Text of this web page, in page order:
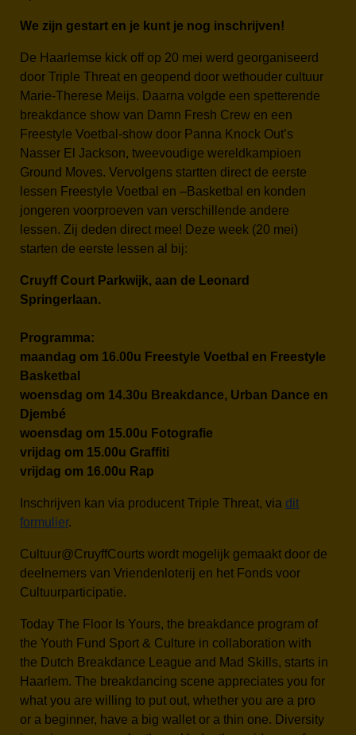
We zijn gestart en je kunt je nog inschrijven!
De Haarlemse kick off op 20 mei werd georganiseerd
door Triple Threat en geopend door wethouder cultuur
Marie-Therese Meijs. Daarna volgde een spetterende
breakdance show van Damn Fresh Crew en een
Freestyle Voetbal-show door Panna Knock Out’s
Nasser El Jackson, tweevoudige wereldkampioen
Ground Moves. Vervolgens startten direct de eerste
lessen Freestyle Voetbal en –Basketbal en konden
jongeren voorproeven van verschillende andere
lessen. Zij deden direct mee! Deze week (20 mei)
starten de eerste lessen al bij:
Cruyff Court Parkwijk, aan de Leonard
Springerlaan.
Programma:
maandag om 16.00u Freestyle Voetbal en Freestyle
Basketbal
woensdag om 14.30u Breakdance, Urban Dance en
Djembé
woensdag om 15.00u Fotografie
vrijdag om 15.00u Graffiti
vrijdag om 16.00u Rap
Inschrijven kan via producent Triple Threat, via dit
formulier.
Cultuur@CruyffCourts wordt mogelijk gemaakt door de
deelnemers van Vriendenloterij en het Fonds voor
Cultuurparticipatie.
Today The Floor Is Yours, the breakdance program of
the Youth Fund Sport & Culture in collaboration with
the Dutch Breakdance League and Mad Skills, starts in
Haarlem. The breakdancing scene appreciates you for
what you are willing to put out, whether you are a pro
or a beginner, have a big wallet or a thin one. Diversity